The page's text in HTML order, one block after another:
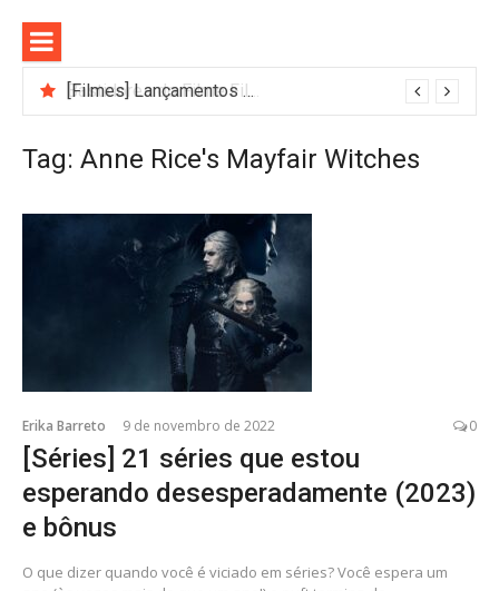
para
conteúdo
[Filmes] Lançamentos de agosto no Adrenalina Pura+ trazem ação e suspenseBastidores do Filme Filhos de Sangue e Osso Revelam a Magia de Orïsha
Tag: Anne Rice's Mayfair Witches
Erika Barreto 9 de novembro de 2022 0
[Séries] 21 séries que estou
esperando desesperadamente (2023)
e bônus
O que dizer quando você é viciado em séries? Você espera um